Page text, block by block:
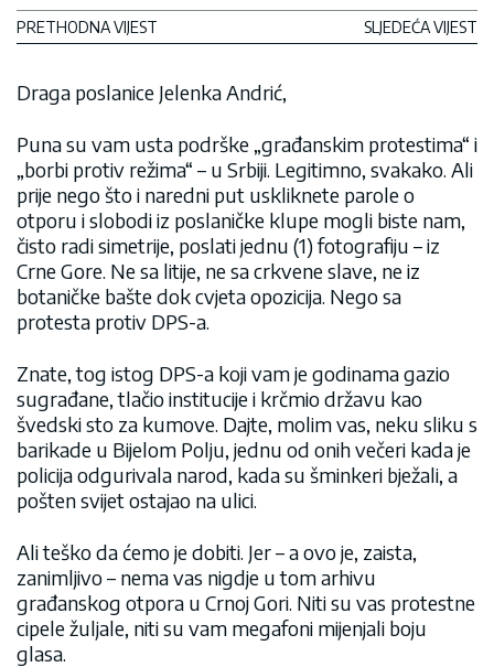
PRETHODNA VIJEST SLJEDEĆA VIJEST
Draga poslanice Jelenka Andrić,
Puna su vam usta podrške „građanskim protestima“ i
„borbi protiv režima“ – u Srbiji. Legitimno, svakako. Ali
prije nego što i naredni put uskliknete parole o
otporu i slobodi iz poslaničke klupe mogli biste nam,
čisto radi simetrije, poslati jednu (1) fotografiju – iz
Crne Gore. Ne sa litije, ne sa crkvene slave, ne iz
botaničke bašte dok cvjeta opozicija. Nego sa
protesta protiv DPS-a.
Znate, tog istog DPS-a koji vam je godinama gazio
sugrađane, tlačio institucije i krčmio državu kao
švedski sto za kumove. Dajte, molim vas, neku sliku s
barikade u Bijelom Polju, jednu od onih večeri kada je
policija odgurivala narod, kada su šminkeri bježali, a
pošten svijet ostajao na ulici.
Ali teško da ćemo je dobiti. Jer – a ovo je, zaista,
zanimljivo – nema vas nigdje u tom arhivu
građanskog otpora u Crnoj Gori. Niti su vas protestne
cipele žuljale, niti su vam megafoni mijenjali boju
glasa.